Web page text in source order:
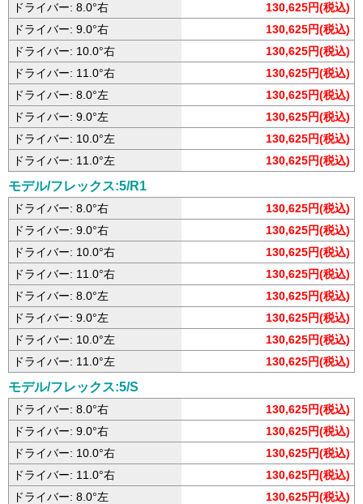
ドライバー: 8.0°右
130,625円(税込)
ドライバー: 9.0°右
130,625円(税込)
ドライバー: 10.0°右
130,625円(税込)
ドライバー: 11.0°右
130,625円(税込)
ドライバー: 8.0°左
130,625円(税込)
ドライバー: 9.0°左
130,625円(税込)
ドライバー: 10.0°左
130,625円(税込)
ドライバー: 11.0°左
130,625円(税込)
モデル/フレックス:5/R1
ドライバー: 8.0°右
130,625円(税込)
ドライバー: 9.0°右
130,625円(税込)
ドライバー: 10.0°右
130,625円(税込)
ドライバー: 11.0°右
130,625円(税込)
ドライバー: 8.0°左
130,625円(税込)
ドライバー: 9.0°左
130,625円(税込)
ドライバー: 10.0°左
130,625円(税込)
ドライバー: 11.0°左
130,625円(税込)
モデル/フレックス:5/S
ドライバー: 8.0°右
130,625円(税込)
ドライバー: 9.0°右
130,625円(税込)
ドライバー: 10.0°右
130,625円(税込)
ドライバー: 11.0°右
130,625円(税込)
ドライバー: 8.0°左
130,625円(税込)